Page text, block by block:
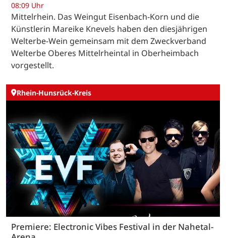
08:09 Uhr
Mittelrhein. Das Weingut Eisenbach-Korn und die
Künstlerin Mareike Knevels haben den diesjährigen
Welterbe-Wein gemeinsam mit dem Zweckverband
Welterbe Oberes Mittelrheintal in Oberheimbach
vorgestellt.
Rhein-Hunsrück-Kreis
Premiere: Electronic Vibes Festival in der Nahetal-